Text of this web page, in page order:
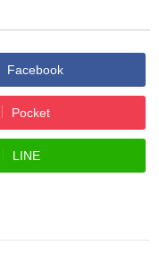
Facebook
Pocket
LINE